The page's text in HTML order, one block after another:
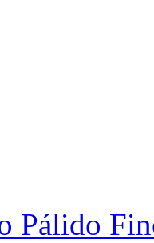
Pálido